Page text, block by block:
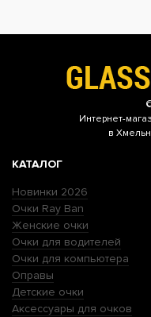
Интернет-
в
КАТАЛОГ
Новинки 2026
Очки Ray Ban
Женские очки
Очки для водителей
Очки для компьютера
Оправы
Детские очки
Аксессуары для очков